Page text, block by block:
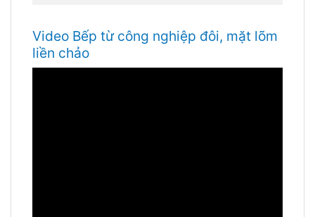
Video Bếp từ công nghiệp đôi, mặt lõm
liền chảo